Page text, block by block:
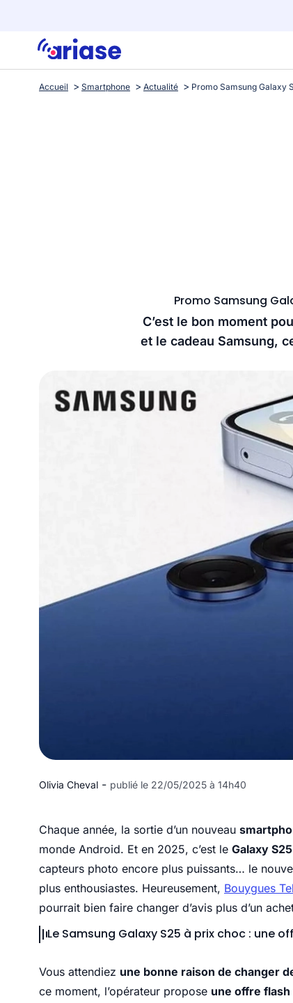
Accueil Smartphone Actualité
Promo Samsung
C’est le bon moment
et le cadeau Samsung,
Olivia Cheval - publié le 22/05/2025 à 14h40
Chaque année, la sortie d’un nouveau
monde Android. Et en 2025, c’est le Galaxy S25
capteurs photo encore plus puissants… le
plus enthousiastes. Heureusement, Bouygues
pourrait bien faire changer d’avis plus d’un
Le Samsung Galaxy S25 à prix choc : une
Vous attendiez une bonne raison de changer
ce moment, l’opérateur propose une offre flash